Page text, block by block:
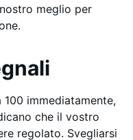
meglio per
immediatamente,
che il vostro
regolato. Svegliarsi